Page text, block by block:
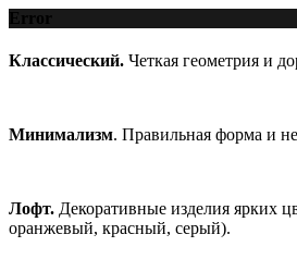
Error
Классический. Четкая геометрия и
Минимализм. Правильная форма и
Лофт. Декоративные изделия ярких
оранжевый, красный, серый).